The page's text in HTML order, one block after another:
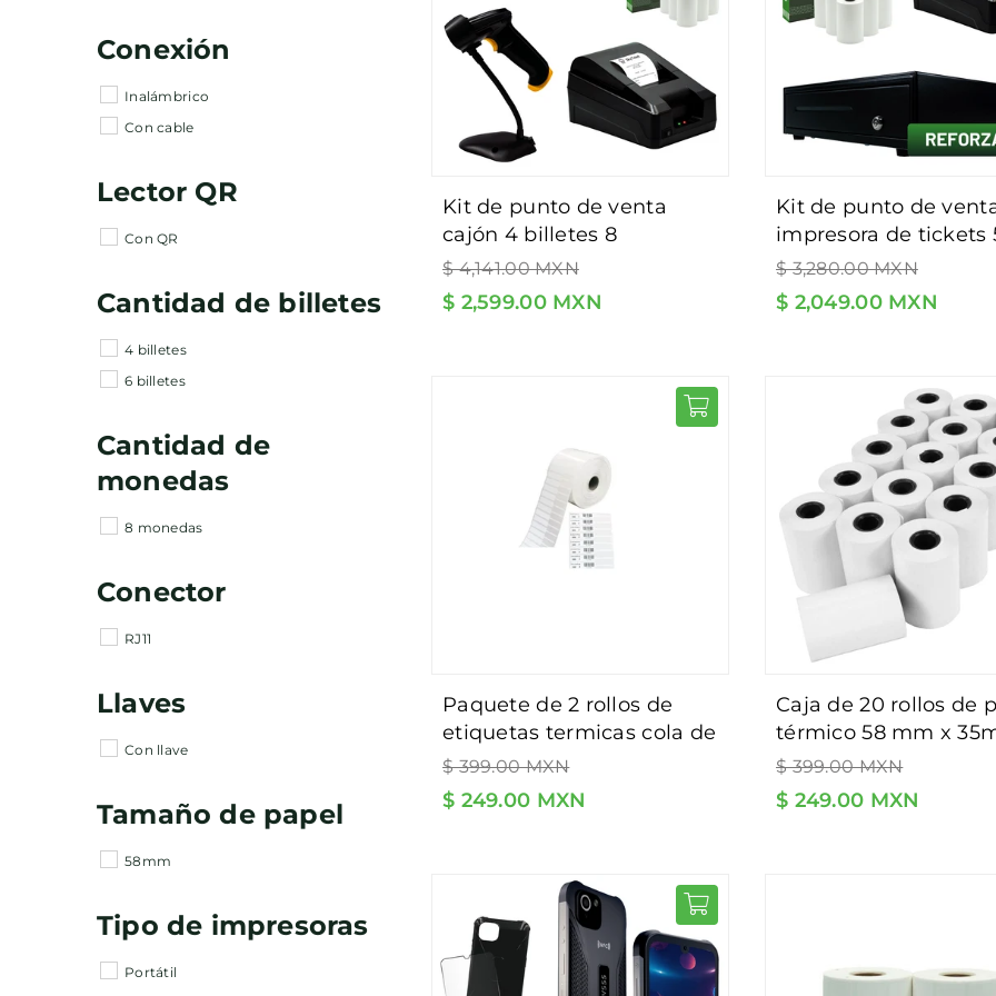
kit de punto de venta
cajón 4 billetes 8
monedas, impresora de
ticket, lector de código de
barras - incluye 5 rollos y
$ 4,141.00 MXN
$ 2,599.00 MXN
Precio
habitual
kit de punto de venta
impresora de tickets
mm, cajón de dinero 4
billetes y 8 monedas -
incluye 5 rollos y
$ 3,280.00 MXN
$ 2,049.00 MXN
Precio
habitual
paquete de 2 rollos de
etiquetas termicas cola de
rata para joyería.
$ 399.00 MXN
$ 249.00 MXN
Precio
habitual
caja de 20 rollos de papel
térmico 58 mm x
centro 12mm.
$ 399.00 MXN
$ 249.00 MXN
Precio
habitual
Conexión
Inalámbrico
Con cable
Lector QR
Con QR
Cantidad de billetes
4 billetes
6 billetes
Cantidad de
monedas
8 monedas
Conector
RJ11
Llaves
Con llave
Tamaño de papel
58mm
Tipo de impresoras
Portátil